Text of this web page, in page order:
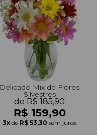
Delicado Mix de Flores
Silvestres
de R$ 185,90
R$ 159,90
3x de R$ 53,30 sem juros